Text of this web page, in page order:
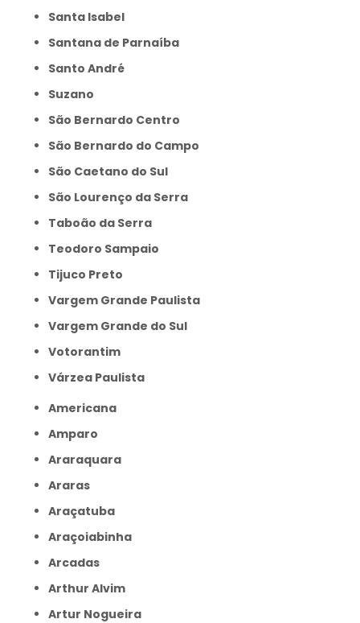
Santa Isabel
Santana de Parnaíba
Santo André
Suzano
São Bernardo Centro
São Bernardo do Campo
São Caetano do Sul
São Lourenço da Serra
Taboão da Serra
Teodoro Sampaio
Tijuco Preto
Vargem Grande Paulista
Vargem Grande do Sul
Votorantim
Várzea Paulista
Americana
Amparo
Araraquara
Araras
Araçatuba
Araçoiabinha
Arcadas
Arthur Alvim
Artur Nogueira